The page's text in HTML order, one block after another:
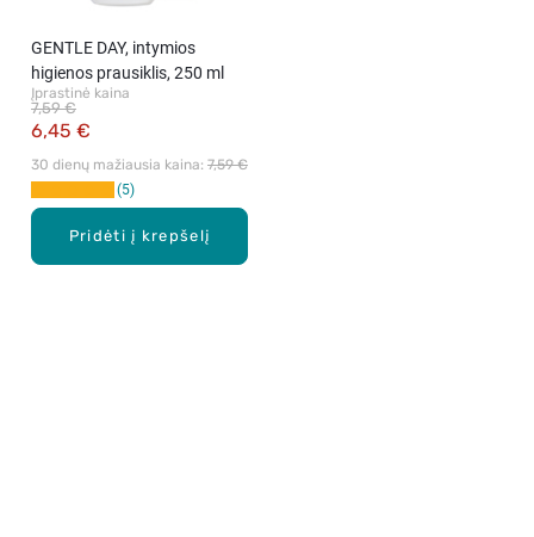
Pridėti į krepšelį
GENTLE DAY, intymios
higienos prausiklis, 250 ml
Įprastinė kaina
6,45 €
7,59 €
30 dienų mažiausia kaina: 7,59 €
5